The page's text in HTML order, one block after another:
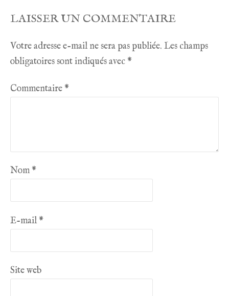
l’article
LAISSER UN COMMENTAIRE
Votre adresse e-mail ne sera pas publiée. Les champs
obligatoires sont indiqués avec*
Commentaire*
Nom*
E-mail*
Site web